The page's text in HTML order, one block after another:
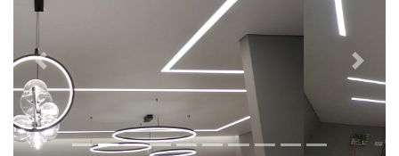
Previous Next